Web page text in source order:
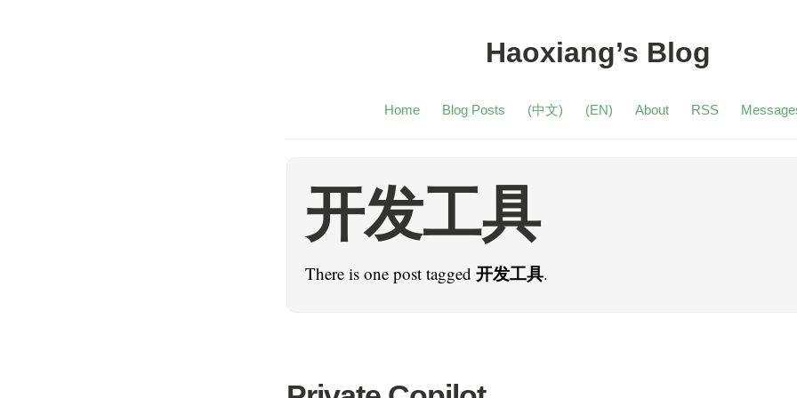
Haoxiang’s Blog
Home Blog Posts (中文) (EN) About RSS
开发工具
There is one post tagged 开发工具.